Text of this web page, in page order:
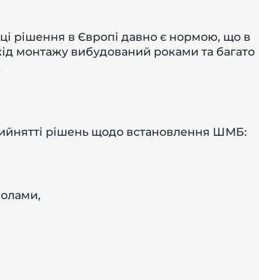
рішення в Європі давно є нормою, що в
монтажу вибудований роками та багато
рішень щодо встановлення ШМБ: